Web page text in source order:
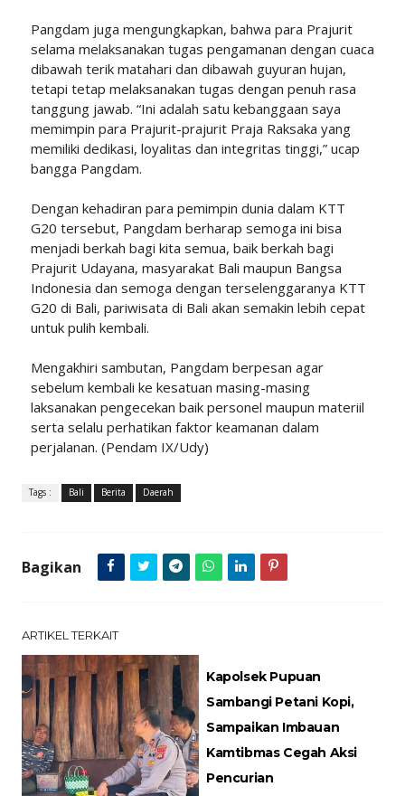
Pangdam juga mengungkapkan, bahwa para Prajurit
selama melaksanakan tugas pengamanan dengan cuaca
dibawah terik matahari dan dibawah guyuran hujan,
tetapi tetap melaksanakan tugas dengan penuh rasa
tanggung jawab. “Ini adalah satu kebanggaan saya
memimpin para Prajurit-prajurit Praja Raksaka yang
memiliki dedikasi, loyalitas dan integritas tinggi,” ucap
bangga Pangdam.
Dengan kehadiran para pemimpin dunia dalam KTT
G20 tersebut, Pangdam berharap semoga ini bisa
menjadi berkah bagi kita semua, baik berkah bagi
Prajurit Udayana, masyarakat Bali maupun Bangsa
Indonesia dan semoga dengan terselenggaranya KTT
G20 di Bali, pariwisata di Bali akan semakin lebih cepat
untuk pulih kembali.
Mengakhiri sambutan, Pangdam berpesan agar
sebelum kembali ke kesatuan masing-masing
laksanakan pengecekan baik personel maupun materiil
serta selalu perhatikan faktor keamanan dalam
perjalanan. (Pendam IX/Udy)
Tags : Bali Berita Daerah
Bagikan
ARTIKEL TERKAIT
Kapolsek Pupuan
Sambangi Petani Kopi,
Sampaikan Imbauan
Kamtibmas Cegah Aksi
Pencurian